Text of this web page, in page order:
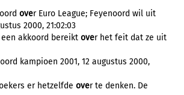
over Euro League; Feyenoord wil uit
2000, 21:02:03
akkoord bereikt over het feit dat ze uit
kampioen 2001, 12 augustus 2000,
er hetzelfde over te denken. De